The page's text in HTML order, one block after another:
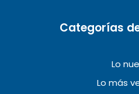
Categorías
Lo
Lo más